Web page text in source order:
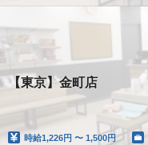
【東京】金町店
時給1,226円 〜 1,500円